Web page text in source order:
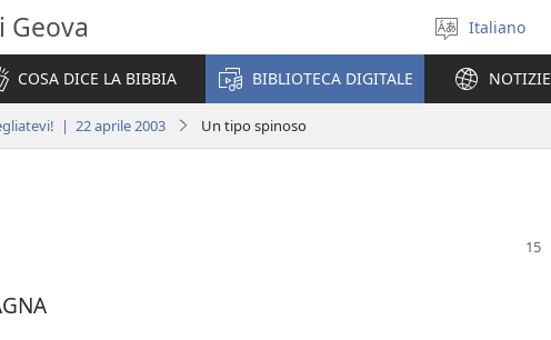
Geova
Seleziona
la
lingua
Italiano
COSA DICE LA BIBBIA BIBLIOTECA DIGITALE NOTIZIE
| 22 aprile 2003 Un tipo spinoso